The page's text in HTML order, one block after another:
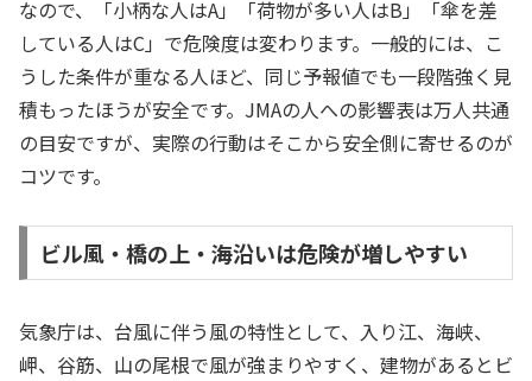
なので、「小柄な人はA」「荷物が多い人はB」「傘を差
している人はC」で危険度は変わります。一般的には、こ
うした条件が重なる人ほど、同じ予報値でも一段階強く見
積もったほうが安全です。JMAの人への影響表は万人共通
の目安ですが、実際の行動はそこから安全側に寄せるのが
コツです。
ビル風・橋の上・海沿いは危険が増しやすい
気象庁は、台風に伴う風の特性として、入り江、海峡、
岬、谷筋、山の尾根で風が強まりやすく、建物があるとビ